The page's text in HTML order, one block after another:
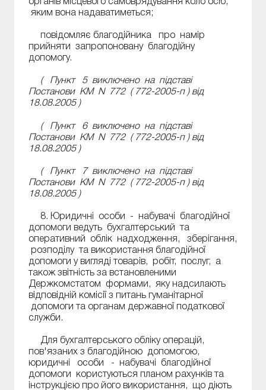
органів місцевого самоврядування коло осіб,
яким вона надаватиметься;
повідомляє благодійника про намір
прийняти запропоновану благодійну
допомогу.
( Пункт 5 виключено на підставі
Постанови КМ N 772 ( 772-2005-п) від
18.08.2005 )
( Пункт 6 виключено на підставі
Постанови КМ N 772 ( 772-2005-п) від
18.08.2005 )
( Пункт 7 виключено на підставі
Постанови КМ N 772 ( 772-2005-п) від
18.08.2005 )
8. Юридичні особи - набувачі благодійної
допомоги ведуть бухгалтерський та
оперативний облік надходження, зберігання,
розподілу та використання благодійної
допомоги у вигляді товарів, робіт, послуг, а
також звітність за встановленими
Держкомстатом формами, яку надсилають
відповідній комісії з питань гуманітарної
допомоги та органам державної податкової
служби.
Для бухгалтерського обліку операцій,
пов'язаних з благодійною допомогою,
юридичні особи - набувачі благодійної
допомоги користуються планом рахунків та
інструкцією про його використання, що діють